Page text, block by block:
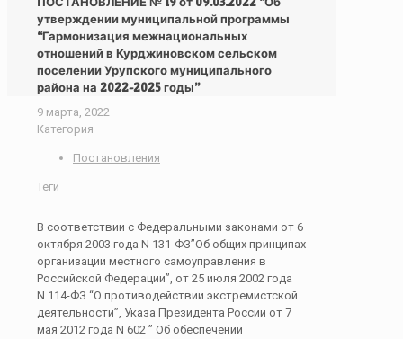
утверждении муниципальной программы
“Гармонизация межнациональных
отношений в Курджиновском сельском
поселении Урупского муниципального
района на 2022-2025 годы”
9 марта, 2022
Категория
Постановления
Теги
В соответствии с Федеральными законами от 6
октября 2003 года N 131-ФЗ”Об общих принципах
организации местного самоуправления в
Российской Федерации”, от 25 июля 2002 года
N 114-ФЗ “О противодействии экстремистской
деятельности”, Указа Президента России от 7
мая 2012 года N 602 ” Об обеспечении